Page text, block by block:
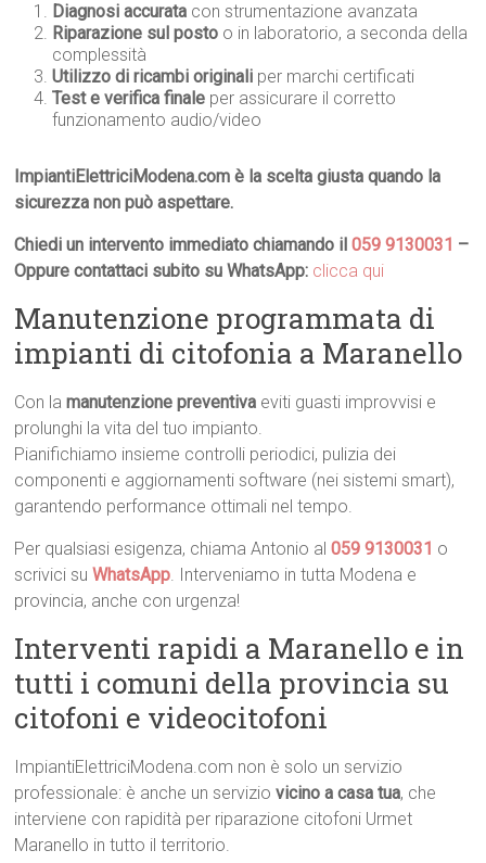
Diagnosi accurata con strumentazione avanzata
Riparazione sul posto o in laboratorio, a seconda della
complessità
Utilizzo di ricambi originali per marchi certificati
Test e verifica finale per assicurare il corretto
funzionamento audio/video
ImpiantiElettriciModena.com è la scelta giusta quando la
sicurezza non può aspettare.
Chiedi un intervento immediato chiamando il059 9130031 –
Oppure contattaci subito su WhatsApp: clicca qui
Manutenzione programmata di
impianti di citofonia a Maranello
Con lamanutenzione preventiva eviti guasti improvvisi e
prolunghi la vita del tuo impianto.
Pianifichiamo insieme controlli periodici, pulizia dei
componenti e aggiornamenti software (nei sistemi smart),
garantendo performance ottimali nel tempo.
Per qualsiasi esigenza, chiama Antonio al059 9130031 o
scrivici suWhatsApp. Interveniamo in tutta Modena e
provincia, anche con urgenza!
Interventi rapidi a Maranello e in
tutti i comuni della provincia su
citofoni e videocitofoni
ImpiantiElettriciModena.com non è solo un servizio
professionale: è anche un serviziovicino a casa tua, che
interviene con rapidità per riparazione citofoni Urmet
Maranello in tutto il territorio.